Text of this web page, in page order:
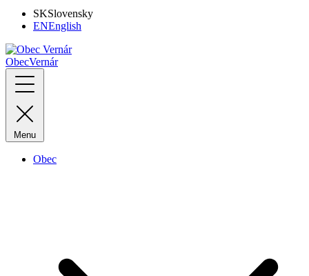
SKSlovensky
ENEnglish
ObecVernár
Menu
Obec